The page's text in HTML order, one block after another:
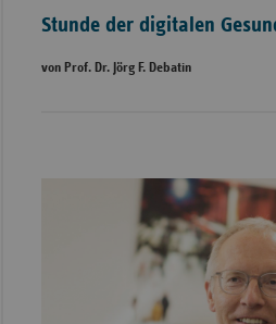
Stunde der digitalen
von Prof. Dr. Jörg F. Debatin